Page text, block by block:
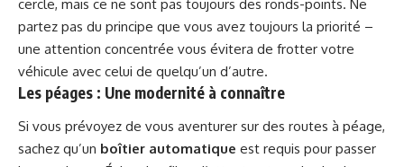
cercle, mais ce ne sont pas toujours des ronds-points. Ne
partez pas du principe que vous avez toujours la priorité –
une attention concentrée vous évitera de frotter votre
véhicule avec celui de quelqu’un d’autre.
Les péages : Une modernité à connaître
Si vous prévoyez de vous aventurer sur des routes à péage,
sachez qu’un boîtier automatique est requis pour passer